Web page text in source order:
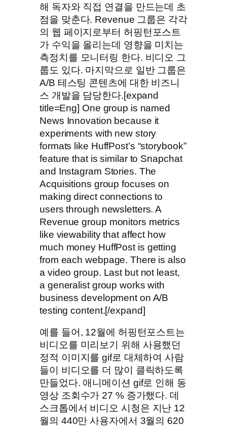
해 독자와 직접 연결을 만드는데 초
점을 맞춘다. Revenue 그룹은 각각
의 웹 페이지로부터 허핑턴포스트
가 수익을 올리는데 영향을 미치는
측정치를 모니터링 한다. 비디오 그
룹도 있다. 마지막으로 일반 그룹은
A/B 테스팅 콘텐츠에 대한 비즈니
스 개발을 담당한다.[expand
title=Eng] One group is named
News Innovation because it
experiments with new story
formats like HuffPost’s “storybook”
feature that is similar to Snapchat
and Instagram Stories. The
Acquisitions group focuses on
making direct connections to
users through newsletters. A
Revenue group monitors metrics
like viewability that affect how
much money HuffPost is getting
from each webpage. There is also
a video group. Last but not least,
a generalist group works with
business development on A/B
testing content.[/expand]
예를 들어, 12월에 허핑턴포스트는
비디오를 미리보기 위해 사용했던
정적 이미지를 gif로 대체하여 사람
들이 비디오를 더 많이 클릭하도록
만들었다. 애니메이션 gif로 인해 동
영상 조회수가 27 % 증가했다. 데
스크톱에서 비디오 시청은 지난 12
월의 440만 사용자에서 3월의 620